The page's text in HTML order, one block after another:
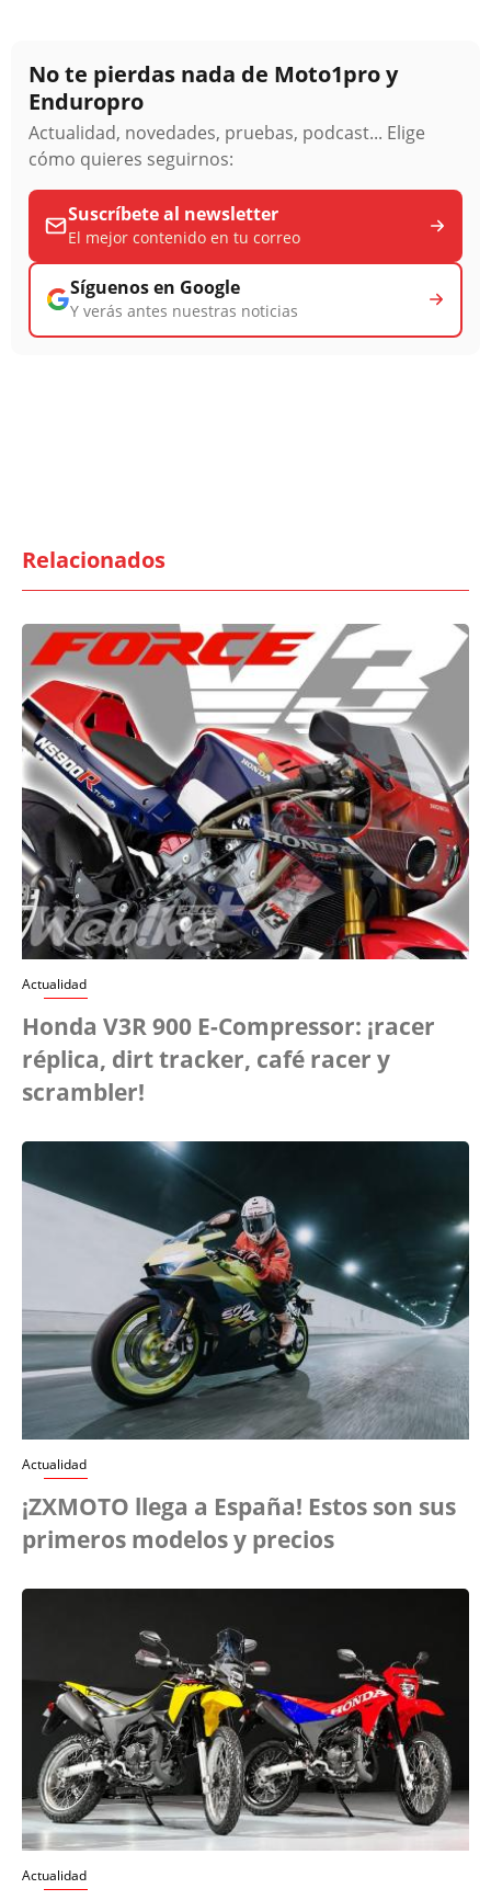
No te pierdas nada de Moto1pro y
Enduropro
Actualidad, novedades, pruebas, podcast... Elige
cómo quieres seguirnos:
Suscríbete al newsletter
El mejor contenido en tu correo
Síguenos en Google
Y verás antes nuestras noticias
Relacionados
Actualidad
Honda V3R 900 E-Compressor: ¡racer
réplica, dirt tracker, café racer y
scrambler!
Actualidad
¡ZXMOTO llega a España! Estos son sus
primeros modelos y precios
Actualidad